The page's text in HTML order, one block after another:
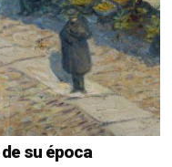
su época